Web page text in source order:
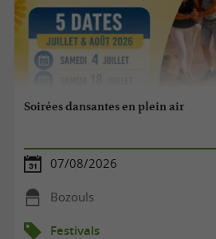
Soirées dansantes en plein air
07/08/2026
Bozouls
Festivals